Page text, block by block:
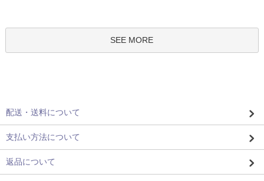
SEE MORE
配送・送料について
支払い方法について
返品について